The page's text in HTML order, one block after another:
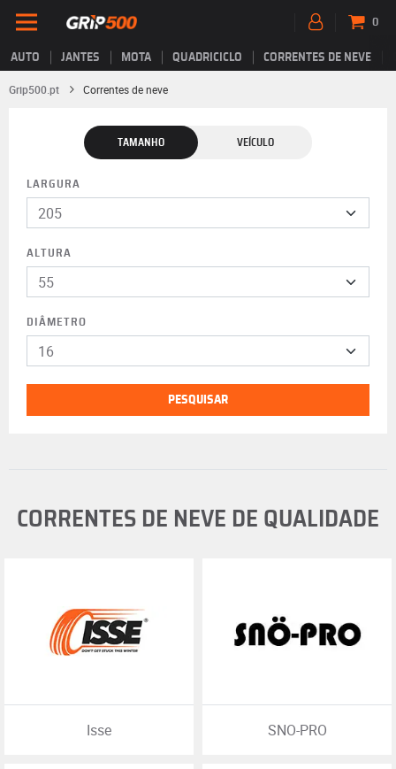
AUTO JANTES MOTA QUADRICICLO CORRENTES DE NEVE
0
Grip500.pt Correntes de neve
TAMANHO VEÍCULO
LARGURA
ALTURA
DIÂMETRO
PESQUISAR
CORRENTES DE NEVE DE QUALIDADE
Isse SNO-PRO